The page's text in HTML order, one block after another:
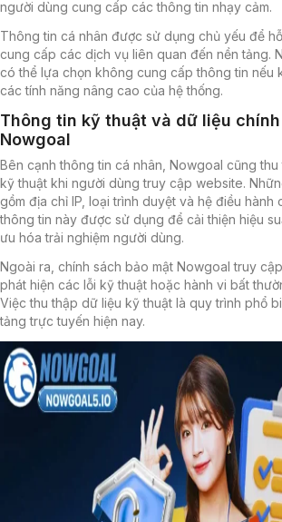
người dùng cung cấp các thông tin nhạy cảm.
Thông tin cá nhân được sử dụng chủ yếu để
cung cấp các dịch vụ liên quan đến nền tảng.
có thể lựa chọn không cung cấp thông tin nếu
các tính năng nâng cao của hệ thống.
Thông tin kỹ thuật và dữ liệu
Nowgoal
Bên cạnh thông tin cá nhân, Nowgoal cũng thu
kỹ thuật khi người dùng truy cập website.
gồm địa chỉ IP, loại trình duyệt và hệ điều hành
thông tin này được sử dụng để cải thiện hiệu
ưu hóa trải nghiệm người dùng.
Ngoài ra, chính sách bảo mật Nowgoal truy
phát hiện các lỗi kỹ thuật hoặc hành vi bất
Việc thu thập dữ liệu kỹ thuật là quy trình phổ
tảng trực tuyến hiện nay.